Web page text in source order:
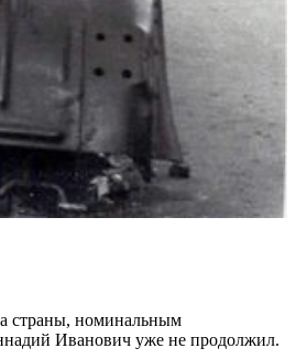
страны, номинальным
Иванович уже не продолжил.